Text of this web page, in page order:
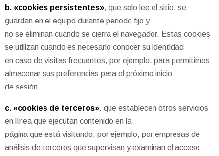
b. «cookies persistentes», que solo lee el sitio, se
guardan en el equipo durante periodo fijo y
no se eliminan cuando se cierra el navegador. Estas cookies
se utilizan cuando es necesario conocer su identidad
en caso de visitas frecuentes, por ejemplo, para permitirnos
almacenar sus preferencias para el próximo inicio
de sesión.
c. «cookies de terceros», que establecen otros servicios
en línea que ejecutan contenido en la
página que está visitando, por ejemplo, por empresas de
análisis de terceros que supervisan y examinan el acceso